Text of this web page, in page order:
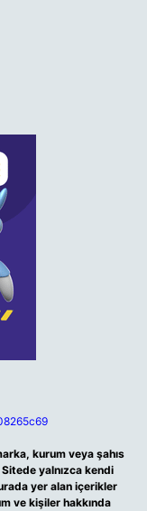
kurum veya şahıs
yalnızca kendi
yer alan içerikler
ve kişiler hakkında